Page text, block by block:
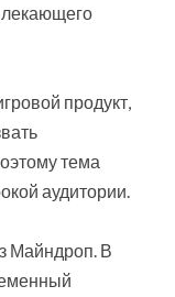
продукт,
тема
аудитории.
Майндроп. В